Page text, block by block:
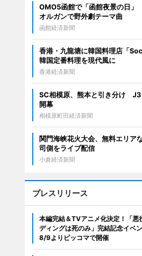
OMO5函館で「函館夜景の日
オルガンで野外劇テーマ曲
函館経済新聞
香港・九龍塘に韓国料理店「
韓国定番料理を現代風に
香港経済新聞
SC相模原、熊本と引き分け J3
開幕
相模原町田経済新聞
関門海峡花火大会、無料エリア
司側をライブ配信
小倉経済新聞
プレスリリース
本編完結＆TVアニメ化決定！「悪
ディングは死のみ」完結記念イベ
8/9よりピッコマで開催